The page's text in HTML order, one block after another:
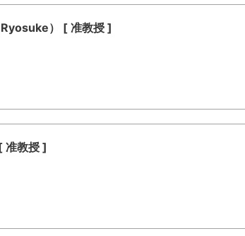
） [ 准教授 ]
教授 ]